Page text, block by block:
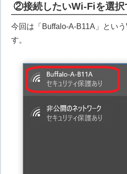
②接続したいWi-Fiを選択
今回は「Buffalo-A-B11A」とい
す。